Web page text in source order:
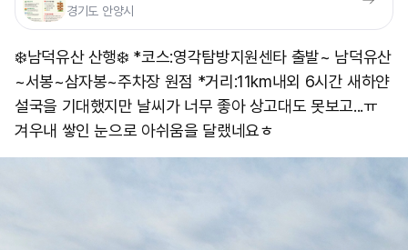
경기도 안양시
❄️남덕유산 산행❄️ *코스:영각탐방지원센타 출발~ 남덕유산
~서봉~삼자봉~주차장 원점 *거리:11km내외 6시간 새하얀
설국을 기대했지만 날씨가 너무 좋아 상고대도 못보고...ㅠ
겨우내 쌓인 눈으로 아쉬움을 달랬네요ㅎ